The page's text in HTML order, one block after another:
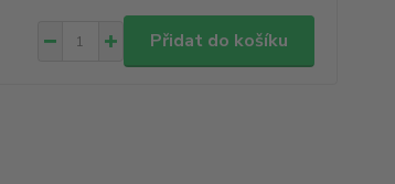
Přidat do košíku